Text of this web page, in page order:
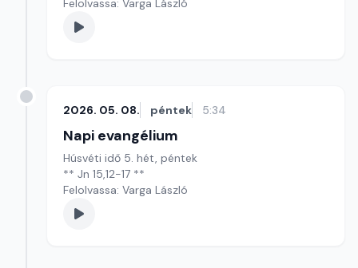
Felolvassa: Varga László
2026. 05. 08. péntek 5:34
Napi evangélium
Húsvéti idő 5. hét, péntek
** Jn 15,12-17 **
Felolvassa: Varga László